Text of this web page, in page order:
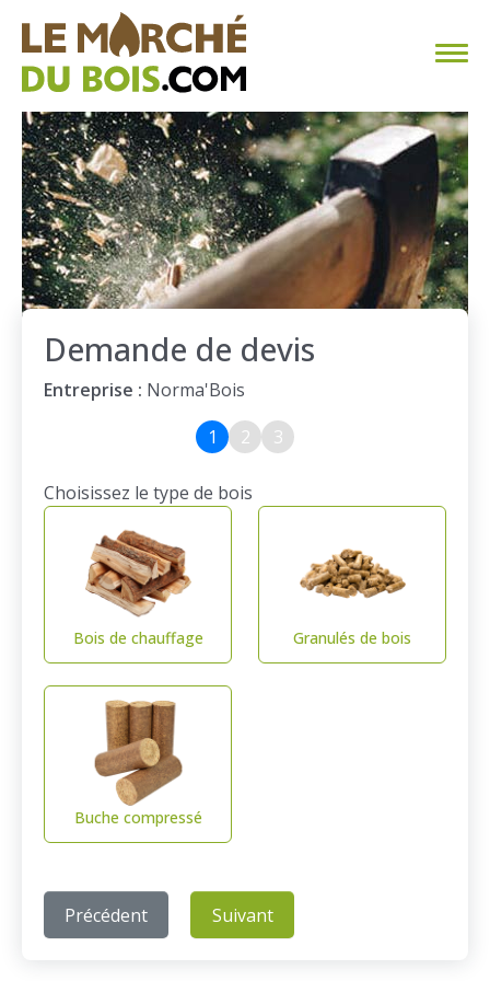
CHAUFFAGE AU BOIS
FAQ
CALCULER SA CONSOMMATION
TROUVER SON FOURNISSEUR
BLOG
ESPACE PRO
Demande de devis
Entreprise : Norma'Bois
1
2 3
Choisissez le type de bois
Bois de chauffage Granulés de bois
Buche compressé
Précédent Suivant